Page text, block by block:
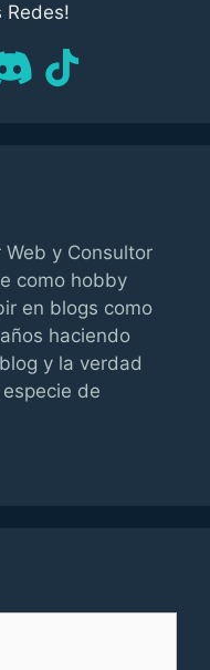
Redes!
Web y Consultor
como hobby
en blogs como
haciendo
y la verdad
de